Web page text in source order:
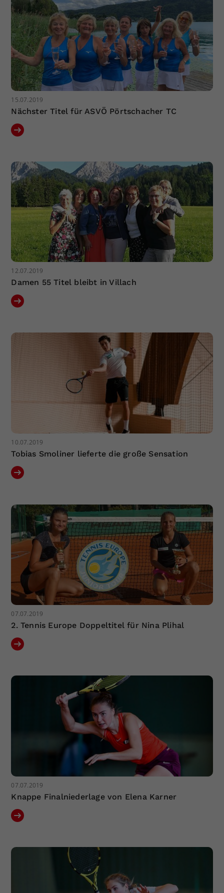
15.07.2019
Nächster Titel für ASVÖ Pörtschacher TC
12.07.2019
Damen 55 Titel bleibt in Villach
10.07.2019
Tobias Smoliner lieferte die große Sensation
07.07.2019
2. Tennis Europe Doppeltitel für Nina Plihal
07.07.2019
Knappe Finalniederlage von Elena Karner